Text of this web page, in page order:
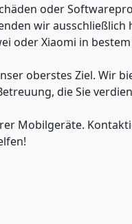
oder
wir
oder Xiaomi in
oberstes Ziel. Wir
die Sie
Mobilgeräte.